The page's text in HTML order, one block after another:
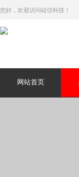
您好，欢迎访问硅仪科技！
网站首页